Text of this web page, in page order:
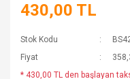
430,00 TL
Stok Kodu
Fiyat
* 430,00 TL den başlayan